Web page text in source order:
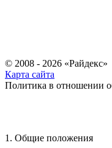
© 2008 - 2026 «Райдекс»
Карта сайта
Политика в отношении
1. Общие положения